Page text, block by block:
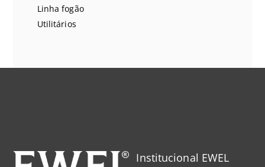
Linha fogão
Utilitários
Institucional EWEL